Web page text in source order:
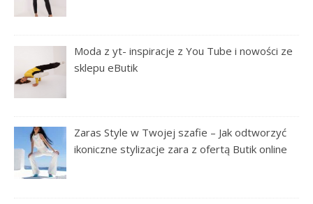
Moda z yt- inspiracje z You Tube i nowości ze
sklepu eButik
Zaras Style w Twojej szafie – Jak odtworzyć
ikoniczne stylizacje zara z ofertą Butik online